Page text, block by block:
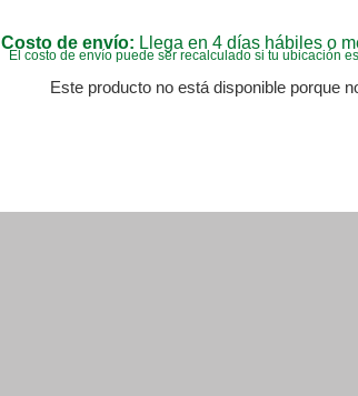
Costo de envío: Llega en 4 días hábiles o
El costo de envío puede ser recalculado si tu ubicación
Este producto no está disponible porque